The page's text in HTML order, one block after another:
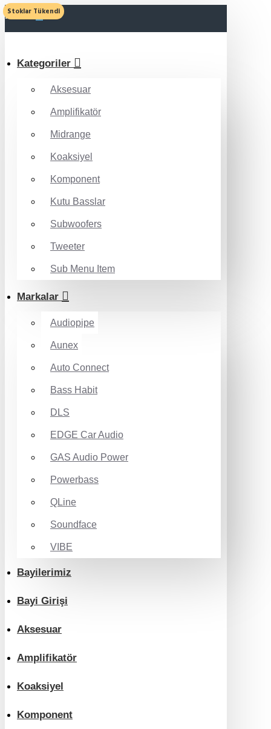
MENU
Kategoriler
Aksesuar
Amplifikatör
Midrange
Koaksiyel
Komponent
Kutu Basslar
Subwoofers
Tweeter
Sub Menu Item
Markalar
Audiopipe
Aunex
Auto Connect
Bass Habit
DLS
EDGE Car Audio
GAS Audio Power
Powerbass
QLine
Soundface
VIBE
Bayilerimiz
Bayi Girişi
Aksesuar
Amplifikatör
Koaksiyel
Komponent
Stoklar Tükendi